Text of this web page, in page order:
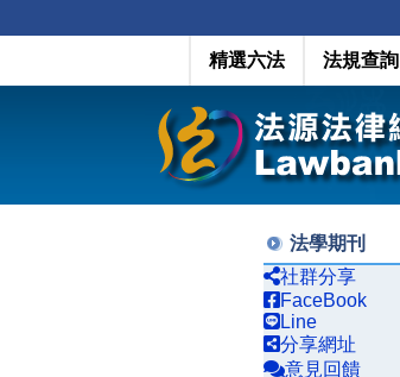
精選六法 法規查詢
法學期刊
社群分享
FaceBook
Line
分享網址
意見回饋